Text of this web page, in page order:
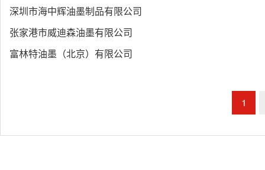
深圳市海中辉油墨制品有限公司
张家港市威迪森油墨有限公司
富林特油墨（北京）有限公司
1